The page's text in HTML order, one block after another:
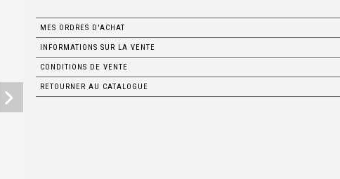
MES ORDRES D'ACHAT
INFORMATIONS SUR LA VENTE
CONDITIONS DE VENTE
RETOURNER AU CATALOGUE